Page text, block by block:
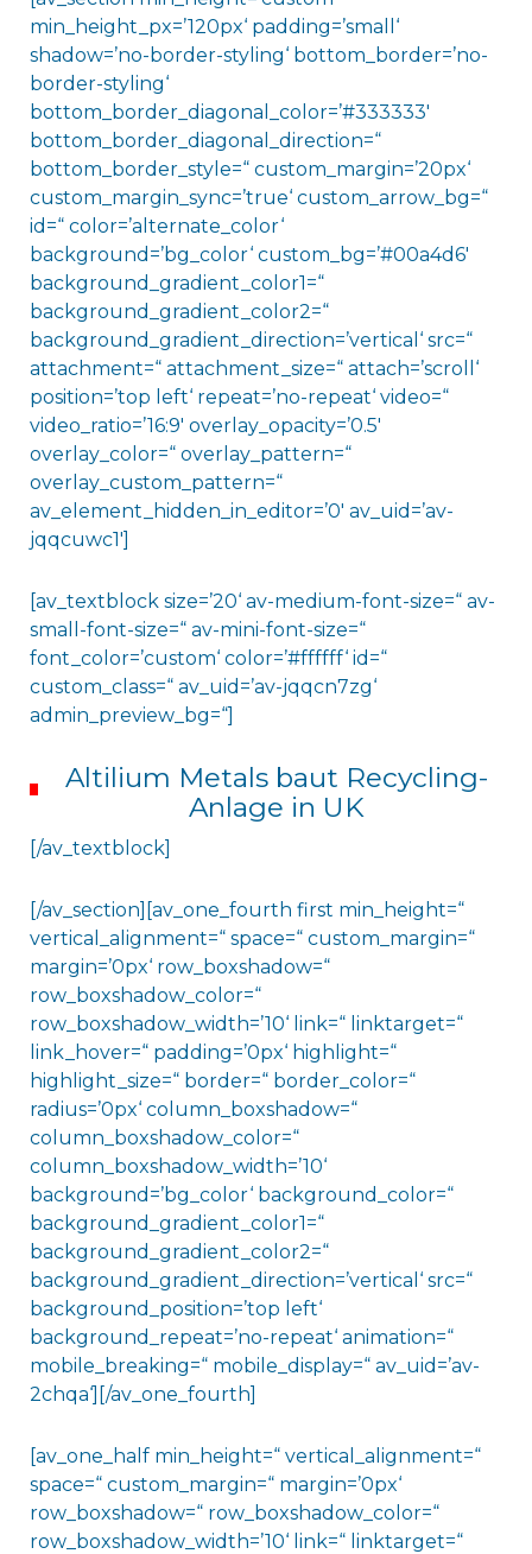
min_height_px=’120px‘ padding=’small‘
shadow=’no-border-styling‘ bottom_border=’no-
border-styling‘
bottom_border_diagonal_color=’#333333′
bottom_border_diagonal_direction=“
bottom_border_style=“ custom_margin=’20px‘
custom_margin_sync=’true‘ custom_arrow_bg=“
id=“ color=’alternate_color‘
background=’bg_color‘ custom_bg=’#00a4d6′
background_gradient_color1=“
background_gradient_color2=“
background_gradient_direction=’vertical‘ src=“
attachment=“ attachment_size=“ attach=’scroll‘
position=’top left‘ repeat=’no-repeat‘ video=“
video_ratio=’16:9′ overlay_opacity=’0.5′
overlay_color=“ overlay_pattern=“
overlay_custom_pattern=“
av_element_hidden_in_editor=’0′ av_uid=’av-
jqqcuwc1′]
[av_textblock size=’20‘ av-medium-font-size=“ av-
small-font-size=“ av-mini-font-size=“
font_color=’custom‘ color=’#ffffff‘ id=“
custom_class=“ av_uid=’av-jqqcn7zg‘
admin_preview_bg=“]
Altilium Metals baut Recycling-
Anlage in UK
[/av_textblock]
[/av_section][av_one_fourth first min_height=“
vertical_alignment=“ space=“ custom_margin=“
margin=’0px‘ row_boxshadow=“
row_boxshadow_color=“
row_boxshadow_width=’10‘ link=“ linktarget=“
link_hover=“ padding=’0px‘ highlight=“
highlight_size=“ border=“ border_color=“
radius=’0px‘ column_boxshadow=“
column_boxshadow_color=“
column_boxshadow_width=’10‘
background=’bg_color‘ background_color=“
background_gradient_color1=“
background_gradient_color2=“
background_gradient_direction=’vertical‘ src=“
background_position=’top left‘
background_repeat=’no-repeat‘ animation=“
mobile_breaking=“ mobile_display=“ av_uid=’av-
2chqa‘][/av_one_fourth]
[av_one_half min_height=“ vertical_alignment=“
space=“ custom_margin=“ margin=’0px‘
row_boxshadow=“ row_boxshadow_color=“
row_boxshadow_width=’10‘ link=“ linktarget=“